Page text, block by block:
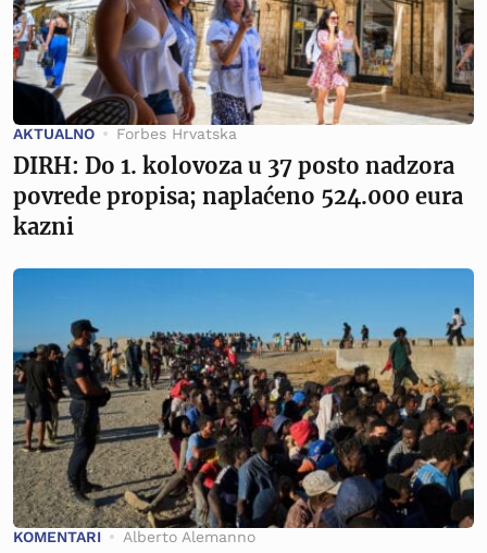
AKTUALNO Forbes Hrvatska
DIRH: Do 1. kolovoza u 37 posto nadzora
povrede propisa; naplaćeno 524.000 eura
kazni
KOMENTARI Alberto Alemanno